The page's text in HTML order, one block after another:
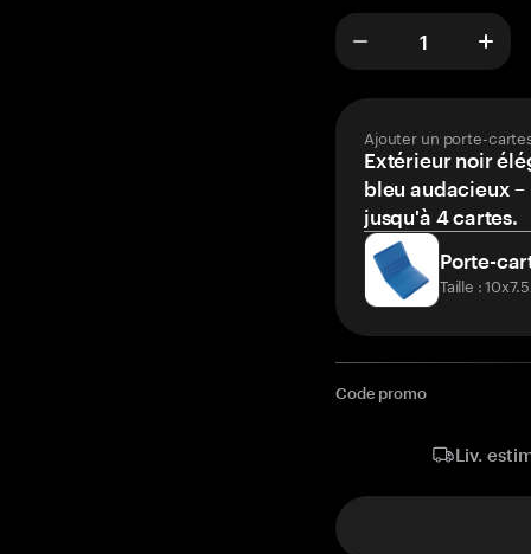
Ajouter un porte-
Extérieur noir
bleu audacieux
jusqu'à 4 cartes.
Porte-
Taille :
Code promo
Liv.